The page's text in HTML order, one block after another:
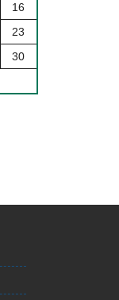
16
23
30